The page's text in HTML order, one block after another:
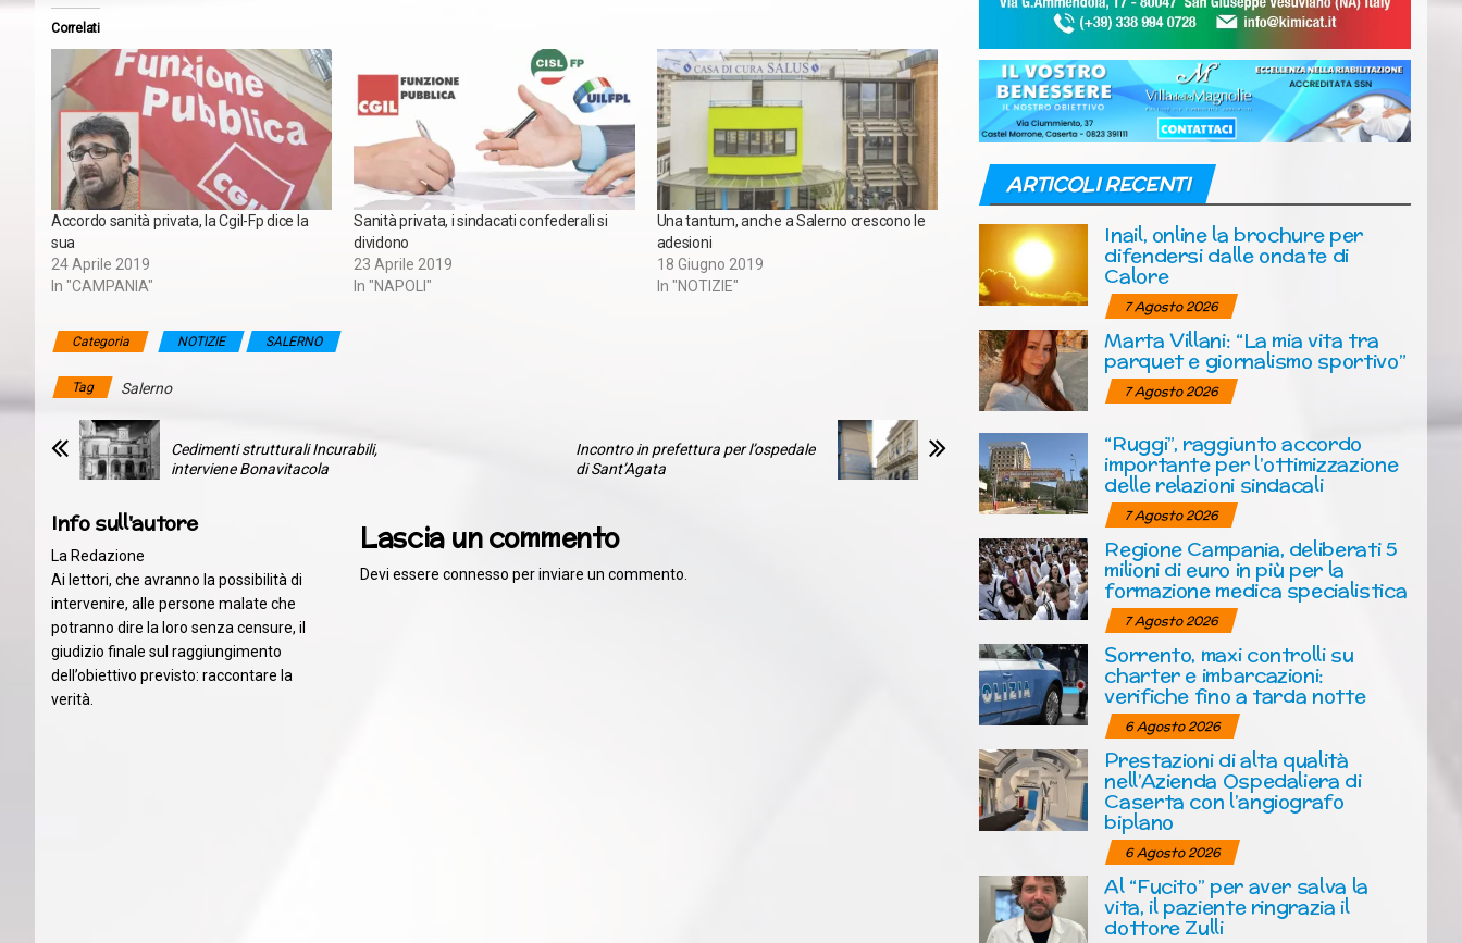
Correlati
Accordo sanità privata, la Cgil-Fp dice la
sua
24 Aprile 2019
In "CAMPANIA"
Sanità privata, i sindacati confederali si
dividono
23 Aprile 2019
In "NAPOLI"
Una tantum, anche a Salerno crescono le
adesioni
18 Giugno 2019
In "NOTIZIE"
Categoria NOTIZIE SALERNO
Tag Salerno
Cedimenti strutturali Incurabili,
interviene Bonavitacola
Incontro in prefettura per l’ospedale
di Sant’Agata
Info sull'autore
La Redazione
Ai lettori, che avranno la possibilità di
intervenire, alle persone malate che
potranno dire la loro senza censure, il
giudizio finale sul raggiungimento
dell’obiettivo previsto: raccontare la
verità.
Lascia un commento
Devi essereconnesso per inviare un commento.
ARTICOLI RECENTI
Inail, online la brochure per
difendersi dalle ondate di
Calore
7 Agosto 2026
Marta Villani: “La mia vita tra
parquet e giornalismo sportivo”
7 Agosto 2026
“Ruggi”, raggiunto accordo
importante per l’ottimizzazione
delle relazioni sindacali
7 Agosto 2026
Regione Campania, deliberati 5
milioni di euro in più per la
formazione medica specialistica
7 Agosto 2026
Sorrento, maxi controlli su
charter e imbarcazioni:
verifiche fino a tarda notte
6 Agosto 2026
Prestazioni di alta qualità
nell’Azienda Ospedaliera di
Caserta con l’angiografo
biplano
6 Agosto 2026
Al “Fucito” per aver salva la
vita, il paziente ringrazia il
dottore Zulli